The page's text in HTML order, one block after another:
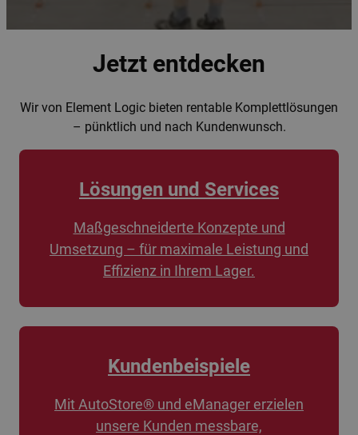
Jetzt entdecken
Wir von Element Logic bieten rentable Komplettlösungen
– pünktlich und nach Kundenwunsch.
Lösungen und Services
Maßgeschneiderte Konzepte und
Umsetzung – für maximale Leistung und
Effizienz in Ihrem Lager.
Kundenbeispiele
Mit AutoStore® und eManager erzielen
unsere Kunden messbare,